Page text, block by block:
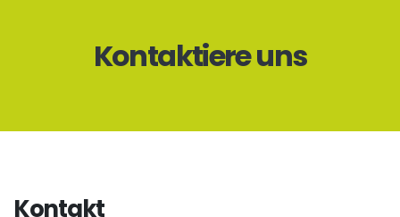
Kontaktiere uns
Kontakt